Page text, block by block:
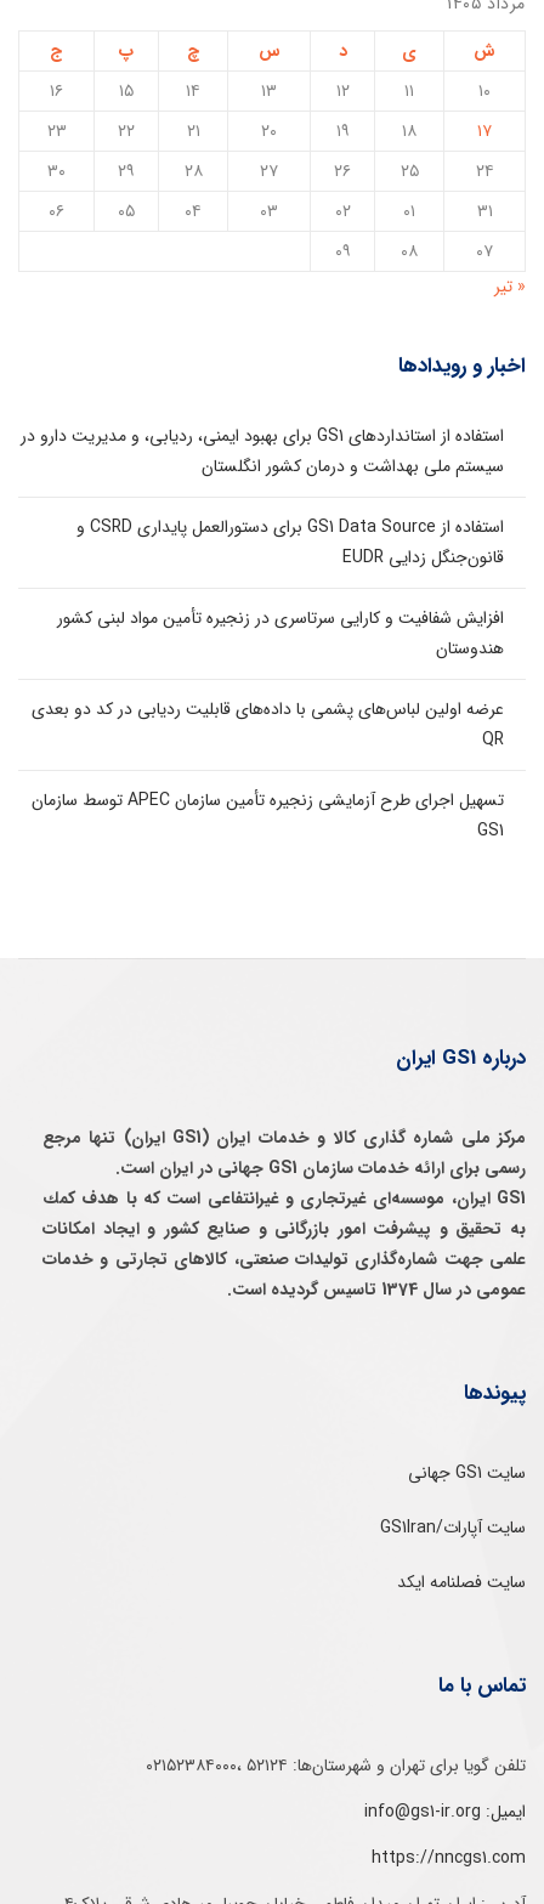
ش
ی د س چ پ
ج
۱۰
۱۱ ۱۲ ۱۳ ۱۴ ۱۵
۱۶
۱۷
۱۸ ۱۹ ۲۰ ۲۱ ۲۲
۲۳
۲۴
۲۵ ۲۶ ۲۷ ۲۸ ۲۹
۳۰
۳۱
۰۱ ۰۲ ۰۳ ۰۴ ۰۵
۰۶
۰۷
۰۸
۰۹
« تیر
اخبار و رویدادها
استفاده از استانداردهای GS1 برای بهبود ایمنی، ردیابی، و مدیریت دارو در
سیستم ملی بهداشت و درمان کشور انگلستان
استفاده از GS1 Data Source برای دستورالعمل پایداری CSRD و
قانون‌جنگل زدایی EUDR
افزایش شفافیت و کارایی سرتاسری در زنجیره تأمین مواد لبنی کشور
هندوستان
عرضه اولین لباس‌های پشمی با داده‌های قابلیت ردیابی در کد دو بعدی
QR
تسهیل اجرای طرح آزمایشی زنجیره تأمین سازمان APEC توسط سازمان
GS1
درباره GS1 ایران
مرکز ملی شماره گذاری کالا و خدمات ایران (GS1 ایران) تنها مرجع
رسمی برای ارائه خدمات سازمان GS1 جهانی در ایران است.
GS1 ایران، موسسه‌ای غيرتجاری و غيرانتفاعی است كه با هدف كمك
به تحقيق و پيشرفت امور بازرگانی و صنايع كشور و ايجاد امكانات
علمی جهت شماره‌گذاری توليدات صنعتی، كالاهای تجارتی و خدمات
عمومی در سال 1374 تاسيس گرديده است.
پیوندها
سایت GS1 جهانی
سایت آپارات/GS1Iran
سایت فصلنامه ایکد
تماس با ما
تلفن‌ گویا برای‌ تهران‌‌ و‌ شهرستان‌ها:‌ ۵۲۱۲۴ ،۰۲۱۵۲۳۸۴۰۰۰
ایمیل: info@gs1-ir.org
https://nncgs1.com